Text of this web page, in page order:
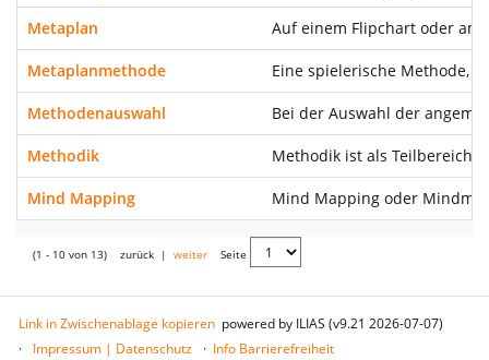
Metaplan Auf einem Flipchart oder an
Metaplanmethode Eine spielerische Methode,
Methodenauswahl Bei der Auswahl der
Methodik Methodik ist als Teilbereich
Mind Mapping Mind Mapping oder
(1 - 10 von 13) zurück | weiter Seite
Link in Zwischenablage kopieren powered by ILIAS (v9.21 2026-07-07)
Impressum | Datenschutz
Info Barrierefreiheit